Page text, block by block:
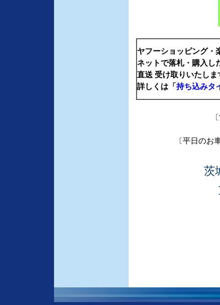
ヤフーショッピング・
ネットで落札・購入し
直送 受け取りいたしま
詳しくは「 持ち込みタ
〔平日のお
茨